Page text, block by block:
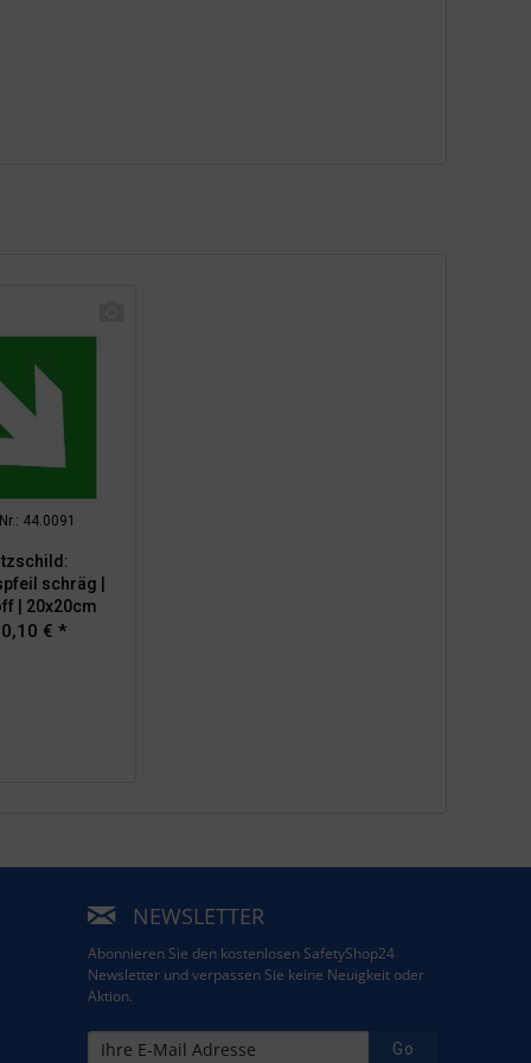
44.0091
schräg |
| 20x20cm
€ *
NEWSLETTER
Abonnieren Sie den kostenlosen SafetyShop24
Newsletter und verpassen Sie keine Neuigkeit oder
Aktion.
Go